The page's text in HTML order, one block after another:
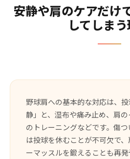
安静や肩のケアだけ
してしま
野球肩への基本的な対応は、
静」と、湿布や痛み止め、肩
のトレーニングなどです。傷
は投球を休むことが不可欠で
ーマッスルを鍛えることも再